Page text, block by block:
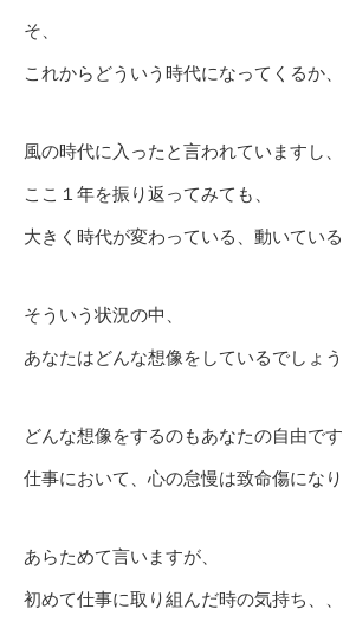
そ、
これからどういう時代になってくるか、
風の時代に入ったと言われていますし、
ここ１年を振り返ってみても、
大きく時代が変わっている、動いてい
そういう状況の中、
あなたはどんな想像をしているでしょう
どんな想像をするのもあなたの自由です
仕事において、心の怠慢は致命傷になり
あらためて言いますが、
初めて仕事に取り組んだ時の気持ち、